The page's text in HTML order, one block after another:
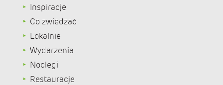
Inspiracje
Co zwiedzać
Lokalnie
Wydarzenia
Noclegi
Restauracje